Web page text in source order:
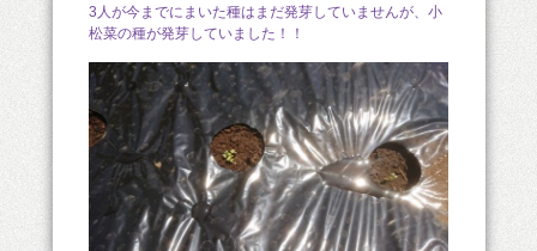
3人が今までにまいた種はまだ発芽していませんが、小
松菜の種が発芽していました！！